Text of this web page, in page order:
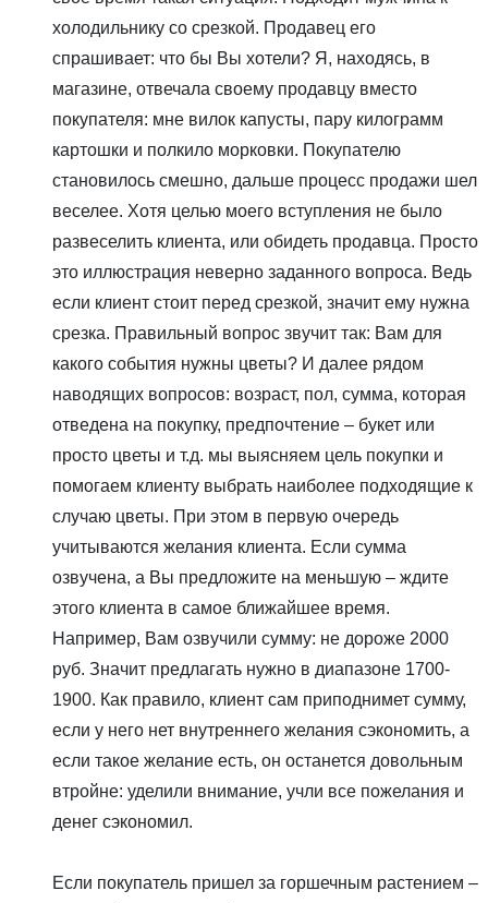
холодильнику со срезкой. Продавец его
спрашивает: что бы Вы хотели? Я, находясь, в
магазине, отвечала своему продавцу вместо
покупателя: мне вилок капусты, пару килограмм
картошки и полкило морковки. Покупателю
становилось смешно, дальше процесс продажи шел
веселее. Хотя целью моего вступления не было
развеселить клиента, или обидеть продавца. Просто
это иллюстрация неверно заданного вопроса. Ведь
если клиент стоит перед срезкой, значит ему нужна
срезка. Правильный вопрос звучит так: Вам для
какого события нужны цветы? И далее рядом
наводящих вопросов: возраст, пол, сумма, которая
отведена на покупку, предпочтение – букет или
просто цветы и т.д. мы выясняем цель покупки и
помогаем клиенту выбрать наиболее подходящие к
случаю цветы. При этом в первую очередь
учитываются желания клиента. Если сумма
озвучена, а Вы предложите на меньшую – ждите
этого клиента в самое ближайшее время.
Например, Вам озвучили сумму: не дороже 2000
руб. Значит предлагать нужно в диапазоне 1700-
1900. Как правило, клиент сам приподнимет сумму,
если у него нет внутреннего желания сэкономить, а
если такое желание есть, он останется довольным
втройне: уделили внимание, учли все пожелания и
денег сэкономил.
Если покупатель пришел за горшечным растением –